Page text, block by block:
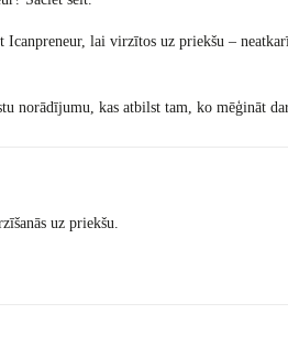
lai virzītos uz priekšu –
norādījumu, kas atbilst tam, ko mēģināt
uz priekšu.